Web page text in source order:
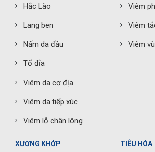
Hắc Lào
Lang ben
Nấm da đầu
Tổ đỉa
Viêm da cơ địa
Viêm da tiếp xúc
Viêm lỗ chân lông
Viêm
Viêm
Viêm
XƯƠNG KHỚP TIÊU HÓA